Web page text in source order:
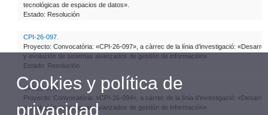
tecnológicas de espacios de datos».
Estado: Resolución
CPI-26-097.
Proyecto: Convocatòria: «CPI-26-097», a càrrec de la línia d’investigació:
y evolución de sistemas avanzados de gestión de información».
Estado: Resolución
CPI-26-094.
Proyecto: Convocatòria: «CPI-26-094», a càrrec de la línia d’investigació:
y evolución de sistemas avanzados de gestión de información».
Cookies y política de
privacidad